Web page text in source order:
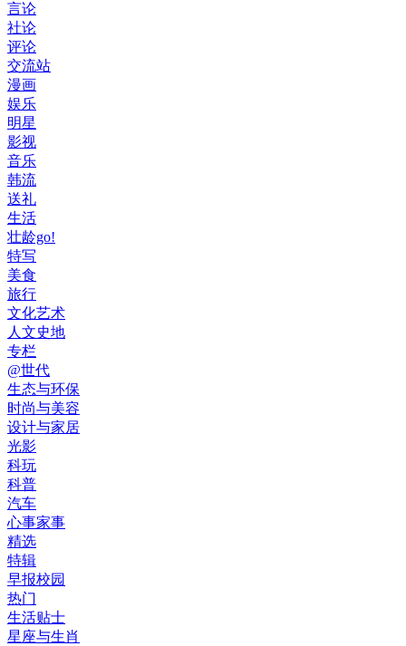
言论
社论
评论
交流站
漫画
娱乐
明星
影视
音乐
韩流
送礼
生活
壮龄go!
特写
美食
旅行
文化艺术
人文史地
专栏
@世代
生态与环保
时尚与美容
设计与家居
光影
科玩
科普
汽车
心事家事
精选
特辑
早报校园
热门
生活贴士
星座与生肖